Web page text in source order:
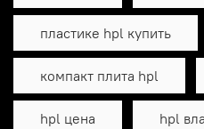
пластике hpl купить
компакт плита hpl
hpl цена hpl